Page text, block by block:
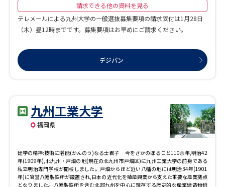
請求できる他の資料を見る
テレメールによる九州大学の一般選抜募集要項の請求受付は1月28日
（木）昼12時までです。募集要項はお早めにご請求ください。
デジパン
九州工業大学
福岡県
建学の精神:技術に堪能(かんのう)なる士君子 今をさかのぼること110余年,明治42
年(1909年),北九州・戸畑の地(現在の北九州市戸畑区)に九州工業大学の前身である
私立明治専門学校が開校しました。戸畑からほど近い八幡の地には明治34年(1901
年)に官営八幡製鉄所が設置され,日本の近代化を殖産興業から支えた重要な産業拠点
となりました。八幡製鉄所を含む北部九州を中心に現存する歴史的な産業建造物群